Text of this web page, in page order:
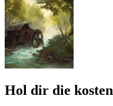
Hol dir die